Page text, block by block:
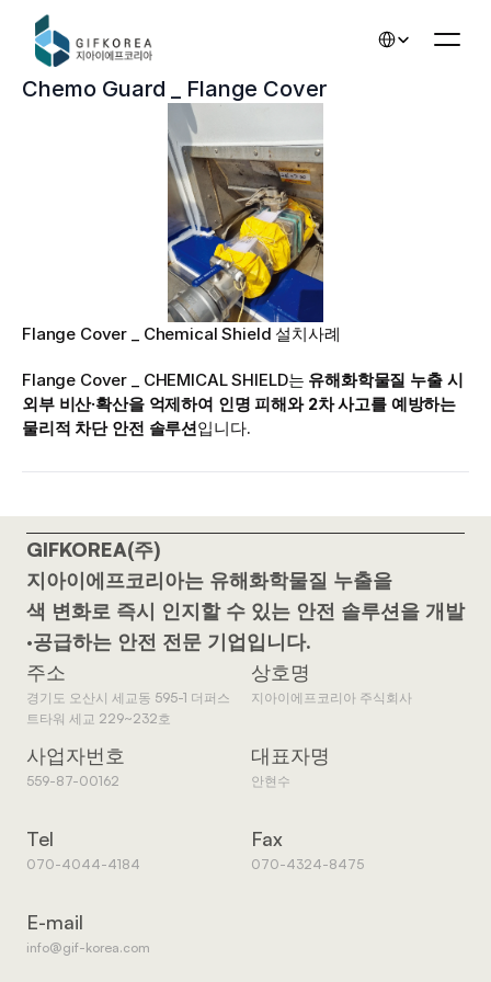
Chemo Guard _ Flange Cover
Flange Cover _ Chemical Shield 설치사례
Flange Cover _ CHEMICAL SHIELD는 유해화학물질 누출 시
외부 비산·확산을 억제하여 인명 피해와 2차 사고를 예방하는
물리적 차단 안전 솔루션입니다.
GIFKOREA(주)
지아이에프코리아는 유해화학물질 누출을
색 변화로 즉시 인지할 수 있는 안전 솔루션을 개발
·공급하는 안전 전문 기업입니다.
주소
경기도 오산시 세교동 595-1 더퍼스
트타워 세교 229~232호
상호명
지아이에프코리아 주식회사
사업자번호
559-87-00162
대표자명
안현수
Tel
070-4044-4184
Fax
070-4324-8475
E-mail
info@gif-korea.com